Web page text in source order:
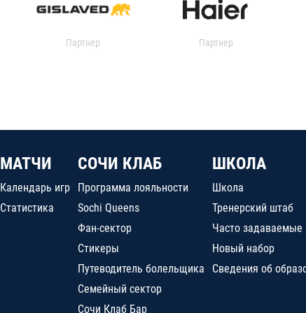
Партнер Партнер
МАТЧИ
Календарь игр
Статистика
СОЧИ КЛАБ
Программа лояльности
Sochi Queens
Фан-сектор
Стикеры
Путеводитель болельщика
Семейный сектор
Сочи Клаб Бар
ШКОЛА
Школа
Тренерский штаб
Часто задаваемые
Новый набор
Сведения об